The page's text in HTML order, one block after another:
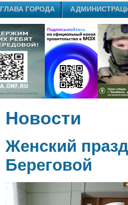
ГЛАВА ГОРОДА
Новости
Женский
Береговой